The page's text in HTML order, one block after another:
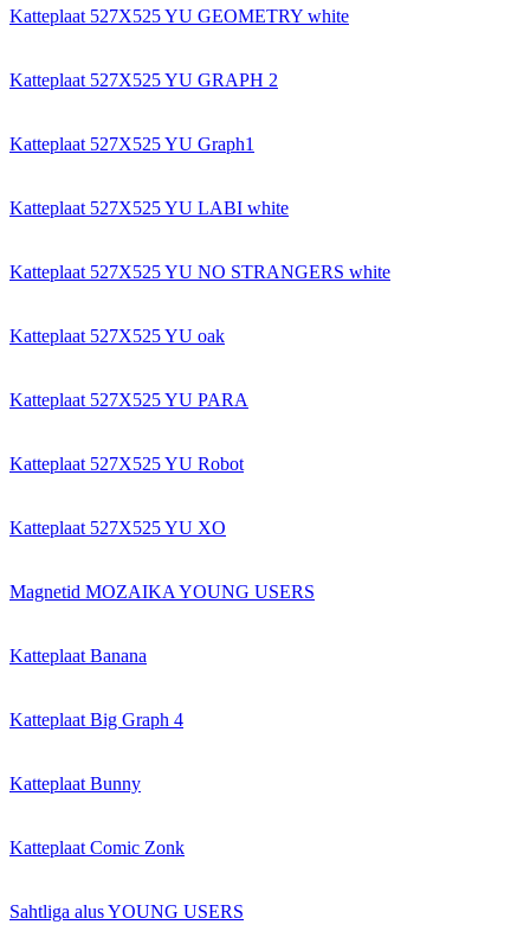
Katteplaat 527X525 YU GEOMETRY white
Katteplaat 527X525 YU GRAPH 2
Katteplaat 527X525 YU Graph1
Katteplaat 527X525 YU LABI white
Katteplaat 527X525 YU NO STRANGERS white
Katteplaat 527X525 YU oak
Katteplaat 527X525 YU PARA
Katteplaat 527X525 YU Robot
Katteplaat 527X525 YU XO
Magnetid MOZAIKA YOUNG USERS
Katteplaat Banana
Katteplaat Big Graph 4
Katteplaat Bunny
Katteplaat Comic Zonk
Sahtliga alus YOUNG USERS